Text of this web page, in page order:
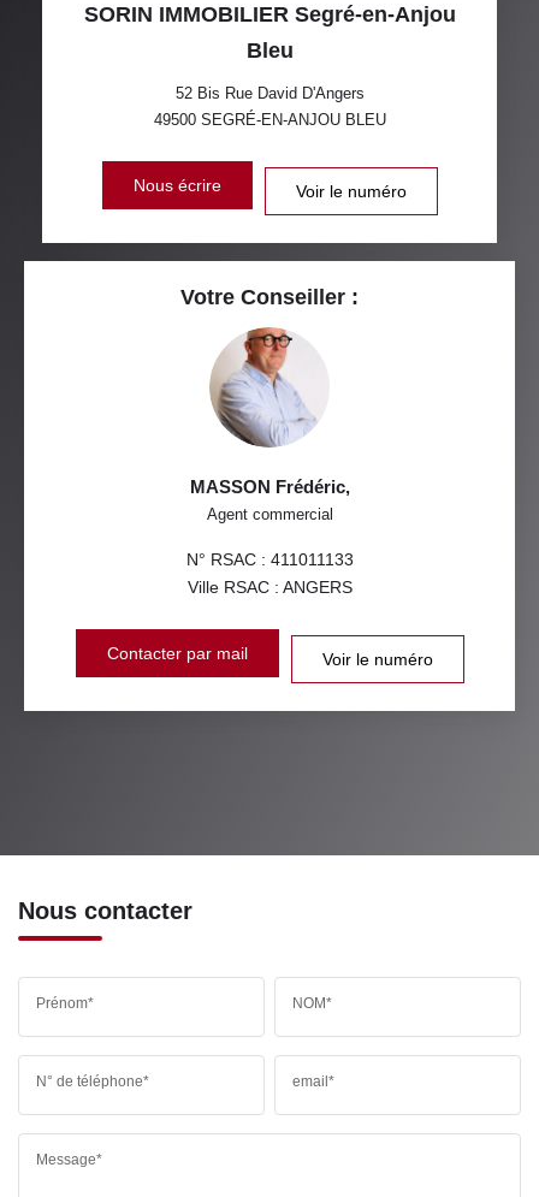
SORIN IMMOBILIER Segré-en-Anjou
Bleu
52 Bis Rue David D'Angers
49500 SEGRÉ-EN-ANJOU BLEU
Nous écrire Voir le numéro
Votre Conseiller :
MASSON Frédéric,
Agent commercial
N° RSAC : 411011133
Ville RSAC : ANGERS
Contacter par mail Voir le numéro
Nous contacter
Prénom* NOM*
N° de téléphone* email*
Message*